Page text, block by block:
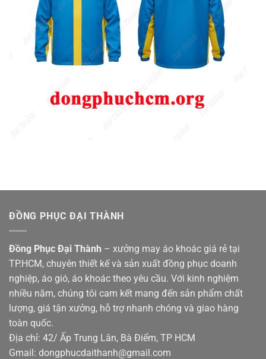
ĐỒNG PHỤC ĐẠI THÀNH
Đồng Phục Đại Thành – xưởng may áo khoác giá rẻ tại
TP.HCM, chuyên thiết kế và sản xuất đồng phục doanh
nghiệp, áo gió, áo khoác theo yêu cầu. Với kinh nghiệm
nhiều năm, chúng tôi cam kết mang đến sản phẩm chất
lượng, giá tận xưởng, hỗ trợ nhanh chóng và giao hàng
toàn quốc.
Địa chỉ: 42/ Ấp Trung Lân, Bà Điểm, TP HCM
Gmail: dongphucdaithanh@gmail.com